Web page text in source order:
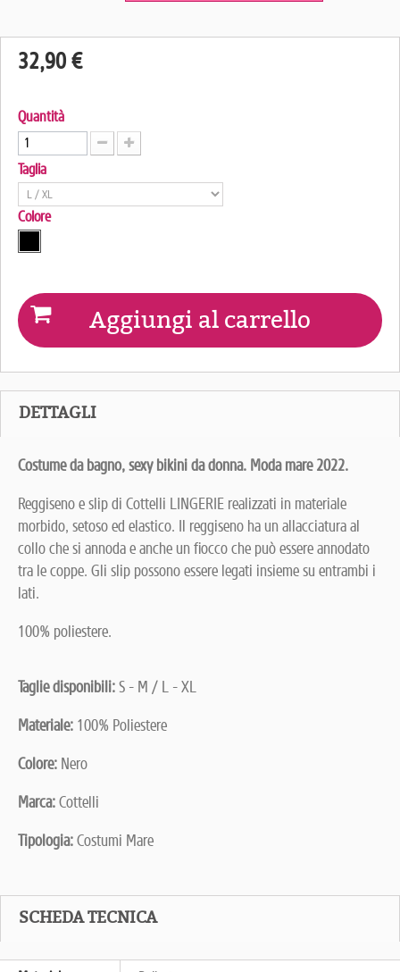
32,90 €
Quantità
Taglia
Colore
Aggiungi al carrello
DETTAGLI
Costume da bagno, sexy bikini da donna. Moda mare 2022.
Reggiseno e slip di Cottelli LINGERIE realizzati in materiale
morbido, setoso ed elastico. Il reggiseno ha un allacciatura al
collo che si annoda e anche un fiocco che può essere annodato
tra le coppe. Gli slip possono essere legati insieme su entrambi i
lati.
100% poliestere.
Taglie disponibili:S - M / L - XL
Materiale: 100% Poliestere
Colore: Nero
Marca:Cottelli
Tipologia:Costumi Mare
SCHEDA TECNICA